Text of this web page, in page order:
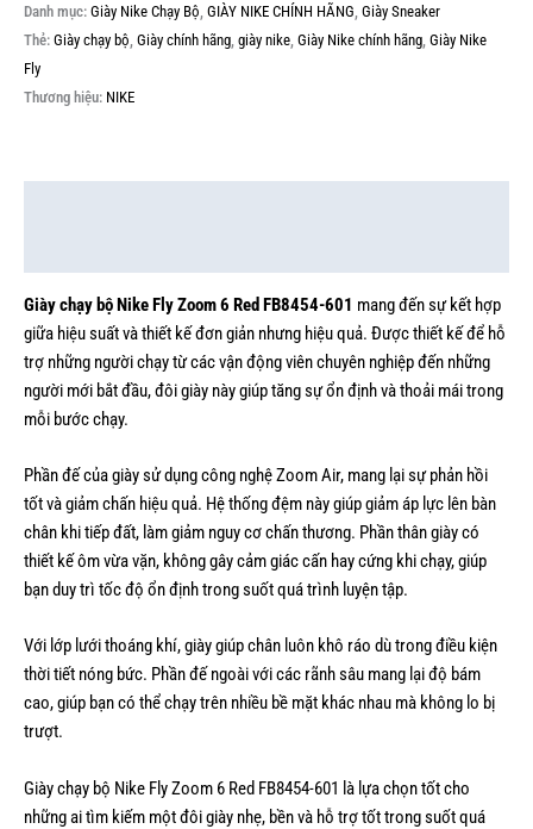
Danh mục: Giày Nike Chạy Bộ GIÀY NIKE CHÍNH HÃNG Giày Sneaker
Thẻ: Giày chạy bộ Giày chính hãng giày nike Giày Nike chính hãng Giày Nike
Fly
Thương hiệu: NIKE
Giày chạy bộ Nike Fly Zoom 6 Red FB8454-601 mang đến sự kết hợp
giữa hiệu suất và thiết kế đơn giản nhưng hiệu quả. Được thiết kế để hỗ
trợ những người chạy từ các vận động viên chuyên nghiệp đến những
người mới bắt đầu, đôi giày này giúp tăng sự ổn định và thoải mái trong
mỗi bước chạy.
Phần đế của giày sử dụng công nghệ Zoom Air, mang lại sự phản hồi
tốt và giảm chấn hiệu quả. Hệ thống đệm này giúp giảm áp lực lên bàn
chân khi tiếp đất, làm giảm nguy cơ chấn thương. Phần thân giày có
thiết kế ôm vừa vặn, không gây cảm giác cấn hay cứng khi chạy, giúp
bạn duy trì tốc độ ổn định trong suốt quá trình luyện tập.
Với lớp lưới thoáng khí, giày giúp chân luôn khô ráo dù trong điều kiện
thời tiết nóng bức. Phần đế ngoài với các rãnh sâu mang lại độ bám
cao, giúp bạn có thể chạy trên nhiều bề mặt khác nhau mà không lo bị
trượt.
Giày chạy bộ Nike Fly Zoom 6 Red FB8454-601 là lựa chọn tốt cho
những ai tìm kiếm một đôi giày nhẹ, bền và hỗ trợ tốt trong suốt quá